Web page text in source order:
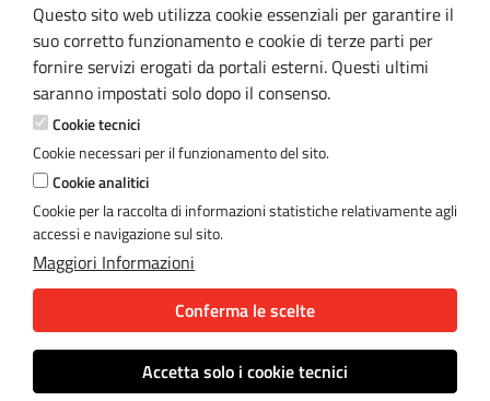
Questo sito web utilizza cookie essenziali per garantire il
suo corretto funzionamento e cookie di terze parti per
fornire servizi erogati da portali esterni. Questi ultimi
saranno impostati solo dopo il consenso.
Cookie tecnici
Cookie necessari per il funzionamento del sito.
Cookie analitici
Cookie per la raccolta di informazioni statistiche relativamente agli
accessi e navigazione sul sito.
Maggiori Informazioni
Conferma le scelte
Accetta solo i cookie tecnici
Contatti e indirizzi
Lungomare N. Sauro, 33 - 70121 Bari
Via G. Gentile, 52 - 70126 Bari
Mail:quiregione@regione.puglia.it
PEC:serviziourp.regione@pec.rupar.puglia.it
Note legali
Cookie e privacy
© Regione Puglia